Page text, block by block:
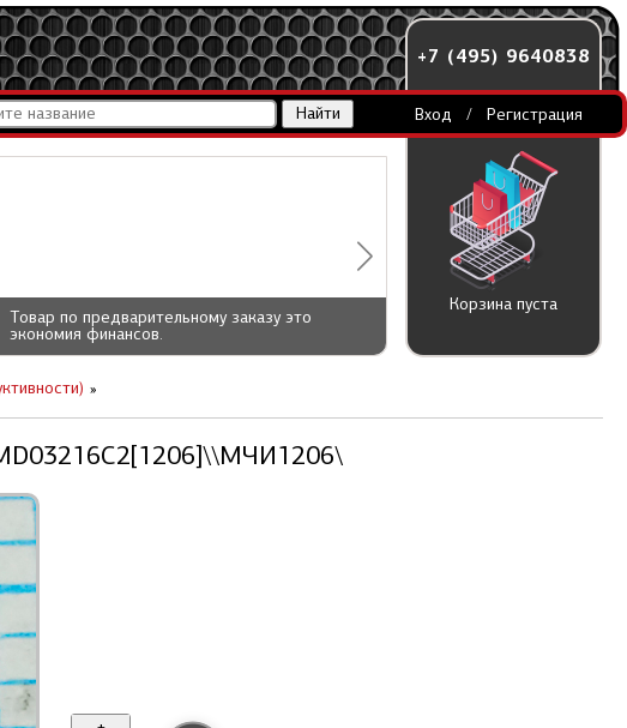
Товар по предварительному заказу это
экономия финансов.
+7 (495) 9640838
Вход / Регистрация
Корзина пуста